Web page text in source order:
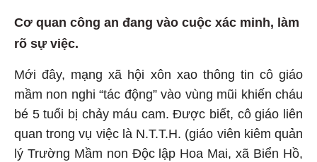
Cơ quan công an đang vào cuộc xác minh, làm
rõ sự việc.
Mới đây, mạng xã hội xôn xao thông tin cô giáo
mầm non nghi “tác động” vào vùng mũi khiến cháu
bé 5 tuổi bị chảy máu cam. Được biết, cô giáo liên
quan trong vụ việc là N.T.T.H. (giáo viên kiêm quản
lý Trường Mầm non Độc lập Hoa Mai, xã Biển Hồ,